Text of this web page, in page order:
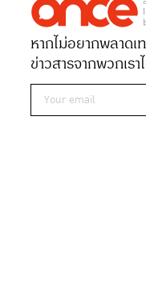
เรื่อ
ภาพ
Date
หากไม่อยากพลาดเ
ข่าวสารจากพวกเรา